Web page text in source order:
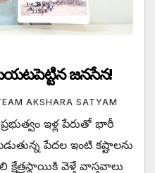
జనసేన!
AKSHARA SATYAM
ఇళ్ల పేరుతో భారీ
పేదల ఇంటి కష్టాలను
క్షేత్రస్థాయికి వెళ్తే వాస్తవాలు